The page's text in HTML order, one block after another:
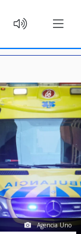
Agencia Uno